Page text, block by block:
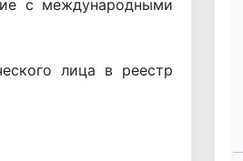
с международными
лица в реестр